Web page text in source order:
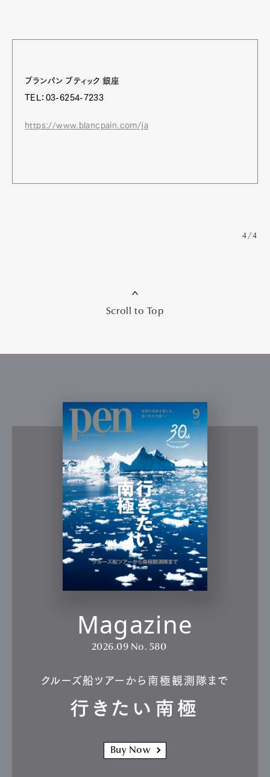
ブランパン ブティック 銀座
TEL：03-6254-7233
https://www.blancpain.com/ja
4/4
Scroll to Top
Magazine
2026.09 No. 580
クルーズ船ツアーから南極観測隊まで
行きたい南極
Buy Now